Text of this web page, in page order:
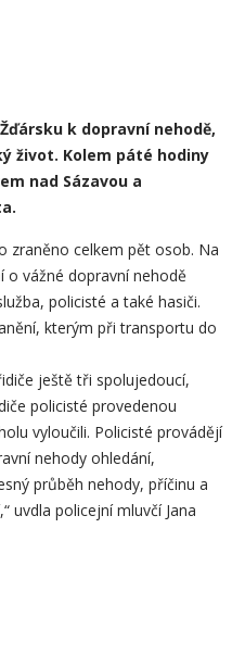
k dopravní nehodě,
život. Kolem páté hodiny
nad Sázavou a
zraněno celkem pět osob. Na
vážné dopravní nehodě
policisté a také hasiči.
kterým při transportu do
ještě tři spolujedoucí,
policisté provedenou
vyloučili. Policisté provádějí
nehody ohledání,
průběh nehody, příčinu a
uvdla policejní mluvčí Jana